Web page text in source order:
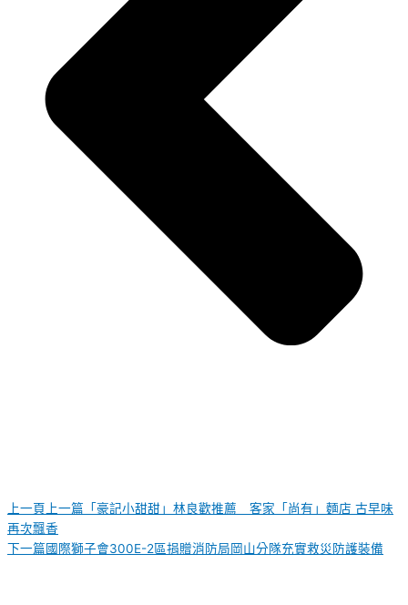
上一頁 上一篇 「豪記小甜甜」林良歡推薦 客家「尚有」麵店 古早味
再次飄香
下一篇國際獅子會300E-2區捐贈消防局岡山分隊充實救災防護裝備